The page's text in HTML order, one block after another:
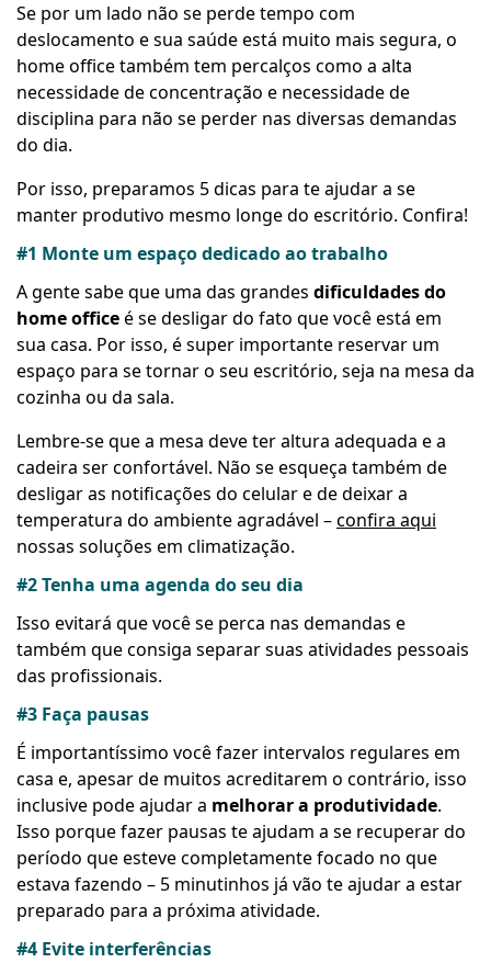
Se por um lado não se perde tempo com
deslocamento e sua saúde está muito mais segura, o
home office também tem percalços como a alta
necessidade de concentração e necessidade de
disciplina para não se perder nas diversas demandas
do dia.
Por isso, preparamos 5 dicas para te ajudar a se
manter produtivo mesmo longe do escritório. Confira!
#1 Monte um espaço dedicado ao trabalho
A gente sabe que uma das grandes dificuldades do
home officeé se desligar do fato que você está em
sua casa. Por isso, é super importante reservar um
espaço para se tornar o seu escritório, seja na mesa da
cozinha ou da sala.
Lembre-se que a mesa deve ter altura adequada e a
cadeira ser confortável. Não se esqueça também de
desligar as notificações do celular e de deixar a
temperatura do ambiente agradável –confira aqui
nossas soluções em climatização.
#2 Tenha uma agenda do seu dia
Isso evitará que você se perca nas demandas e
também que consiga separar suas atividades pessoais
das profissionais.
#3 Faça pausas
É importantíssimo você fazer intervalos regulares em
casa e, apesar de muitos acreditarem o contrário, isso
inclusive pode ajudar a melhorar a produtividade.
Isso porque fazer pausas te ajudam a se recuperar do
período que esteve completamente focado no que
estava fazendo – 5 minutinhos já vão te ajudar a estar
preparado para a próxima atividade.
#4 Evite interferências